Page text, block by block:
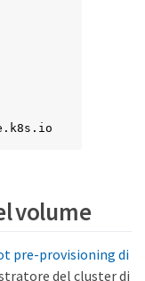
volume
pre-provisioning di
del cluster di